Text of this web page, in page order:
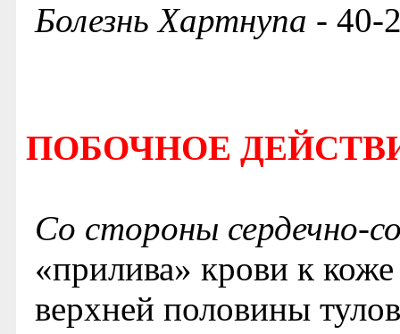
Болезнь Хартнупа - 40-
ПОБОЧНОЕ
Со стороны сердечно-
«прилива» крови к
верхней половины